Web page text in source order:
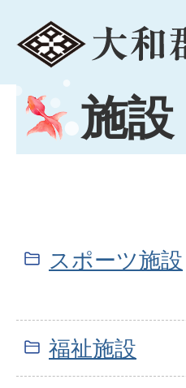
施設
スポーツ施設
福祉施設